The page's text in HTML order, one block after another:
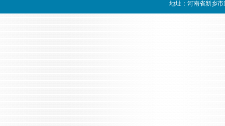
地址：河南省新乡